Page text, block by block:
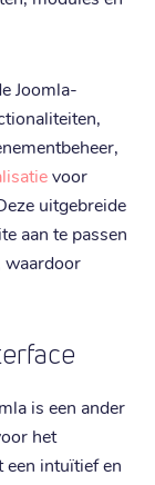
Joomla-
voor
uitgebreide
aan te passen
waardoor
is een ander
het
een intuïtief en